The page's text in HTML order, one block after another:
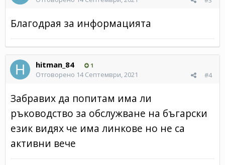
Благодрая за информацията
hitman_84 1
#4
Отговорено 14 Септември, 2021
Забравих да попитам има ли
ръководство за обслужване на бъгарски
език видях че има линкове но не са
активни вече